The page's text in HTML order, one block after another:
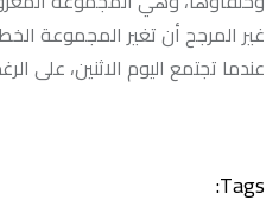
غير المرجح أن تغير المجموعة الخطط
عندما تجتمع اليوم الاثنين، على
Tags: